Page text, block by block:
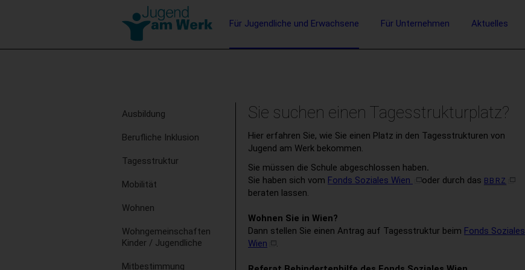
der
Für Jugendliche und Erwachsene Für Unternehmen Aktuelles
Subnavigation
Ausbildung
Berufliche Inklusion
Tagesstruktur
Mobilität
Wohnen
Wohngemeinschaften
Kinder / Jugendliche
Mitbestimmung
Sie suchen einen Tagesstrukturplatz?
Hier erfahren Sie, wie Sie einen Platz in den Tagesstrukturen von
Jugend am Werk bekommen.
Sie müssen die Schule abgeschlossen haben.
Sie haben sich vom Fonds Soziales Wien oder durch das BBRZ
beraten lassen.
Wohnen Sie in Wien?
Dann stellen Sie einen Antrag auf Tagesstruktur beim Fonds Soziales
Wien
.